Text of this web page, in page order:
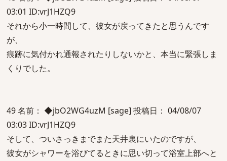
03:01 ID:vrJ1HZQ9
それから小一時間して、彼女が戻ってきたと思うんです
が、
痕跡に気付かれ通報されたりしないかと、本当に緊張しま
くりでした。
49 名前： ◆jbO2WG4uzM [sage] 投稿日： 04/08/07
03:03 ID:vrJ1HZQ9
そして、ついさっきまでまた天井裏にいたのですが、
彼女がシャワーを浴びてるときに思い切って浴室上部へと